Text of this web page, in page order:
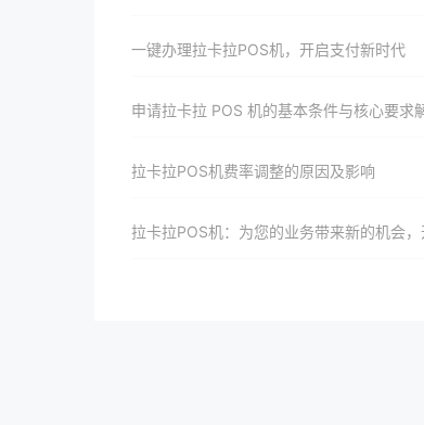
一键办理拉卡拉POS机，开启支付新时代
申请拉卡拉 POS 机的基本条件与核心要求
拉卡拉POS机费率调整的原因及影响
拉卡拉POS机：为您的业务带来新的机会，开